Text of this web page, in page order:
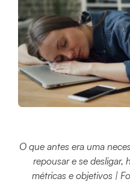
O que antes era uma
repousar e se desligar,
métricas e objetivos |